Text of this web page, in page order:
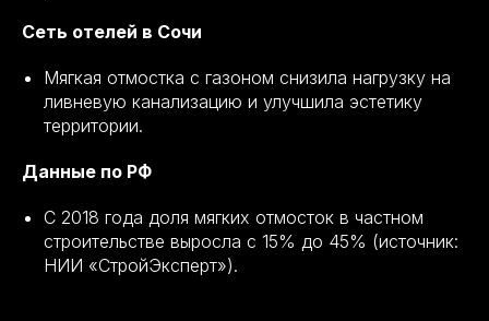
Сеть отелей в Сочи
Мягкая отмостка с газоном снизила нагрузку на
ливневую канализацию и улучшила эстетику
территории.
Данные по РФ
С 2018 года доля мягких отмосток в частном
строительстве выросла с 15% до 45% (источник:
НИИ «СтройЭксперт»).